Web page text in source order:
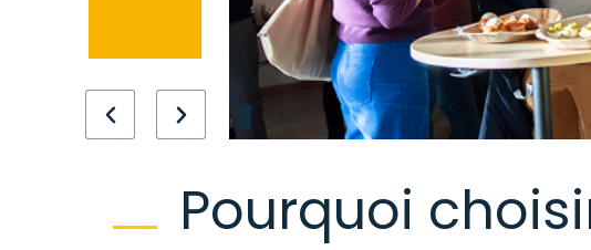
Pourquoi choisir